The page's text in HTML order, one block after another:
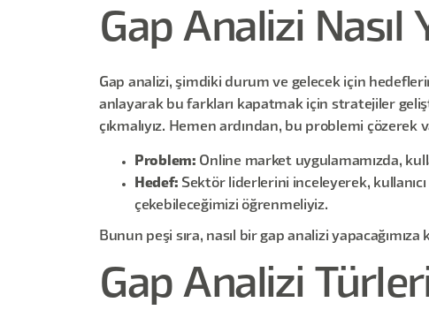
Gap Analizi Nasıl
Gap analizi, şimdiki durum ve gelecek için
anlayarak bu farkları kapatmak için stratejiler
çıkmalıyız. Hemen ardından, bu problemi
Problem: Online market uygulamamızda,
Hedef: Sektör liderlerini inceleyerek,
çekebileceğimizi öğrenmeliyiz.
Bunun peşi sıra, nasıl bir gap analizi
Gap Analizi